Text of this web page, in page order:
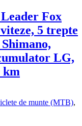
Fox
5 trepte
LG,
km
de munte (MTB),